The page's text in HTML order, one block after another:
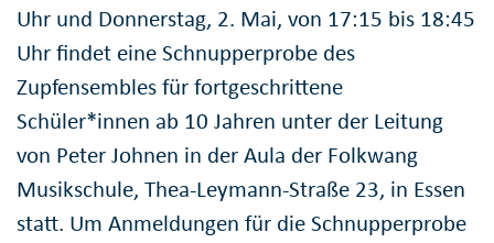
Uhr und Donnerstag, 2. Mai, von 17:15 bis 18:45
Uhr findet eine Schnupperprobe des
Zupfensembles für fortgeschrittene
Schüler*innen ab 10 Jahren unter der Leitung
von Peter Johnen in der Aula der Folkwang
Musikschule, Thea-Leymann-Straße 23, in Essen
statt. Um Anmeldungen für die Schnupperprobe